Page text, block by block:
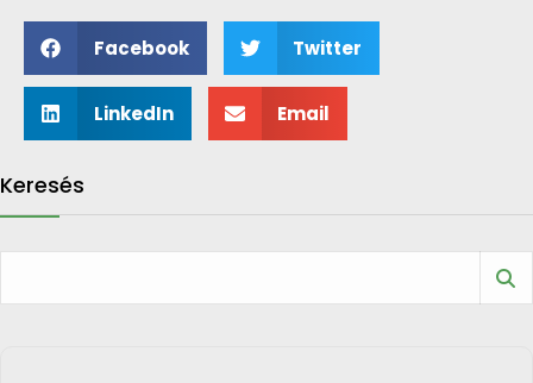
Facebook Twitter
LinkedIn Email
Keresés